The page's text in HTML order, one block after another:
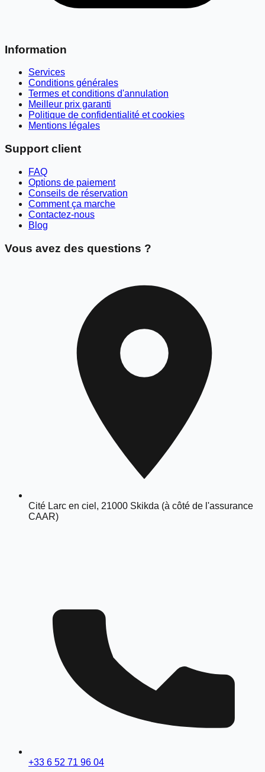
Information
Services
Conditions générales
Termes et conditions d'annulation
Meilleur prix garanti
Politique de confidentialité et cookies
Mentions légales
Support client
FAQ
Options de paiement
Conseils de réservation
Comment ça marche
Contactez-nous
Blog
Vous avez des questions ?
Cité Larc en ciel, 21000 Skikda (à côté de l'assurance
CAAR)
+33 6 52 71 96 04